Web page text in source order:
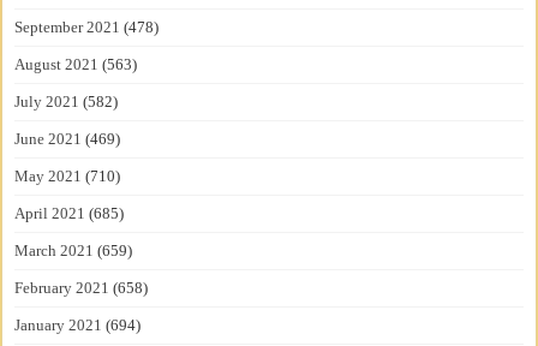
September 2021 (478)
August 2021 (563)
July 2021 (582)
June 2021 (469)
May 2021 (710)
April 2021 (685)
March 2021 (659)
February 2021 (658)
January 2021 (694)